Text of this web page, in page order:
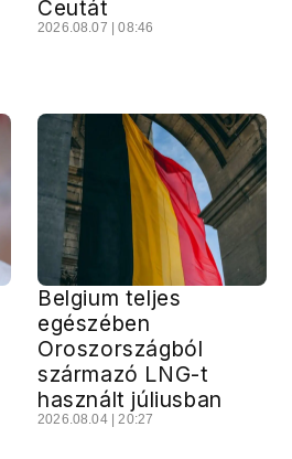
Ceutát
2026.08.07 | 08:46
Belgium teljes
egészében
Oroszországból
származó LNG-t
használt júliusban
2026.08.04 | 20:27